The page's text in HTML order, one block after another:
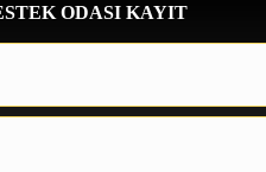
ODASI KAYIT